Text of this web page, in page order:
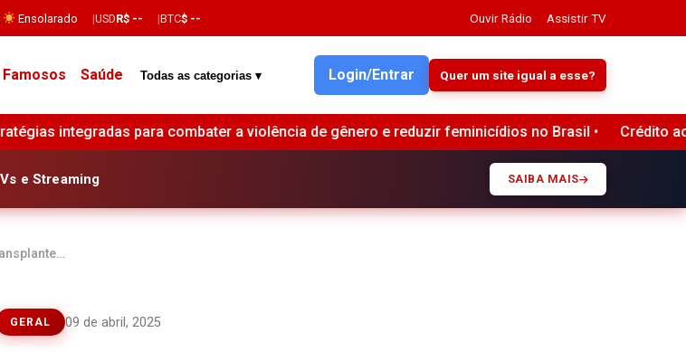
Ensolarado USDR$ -- BTC$ -- Ouvir Rádio Assistir TV
Famosos Saúde Todas as categorias ▾ Login/Entrar Quer um site igual a esse?
de gênero e reduzir feminicídios no Brasil • Crédito ao consumidor nos Estados Unidos
e Streaming SAIBA MAIS
GERAL 09 de abril, 2025